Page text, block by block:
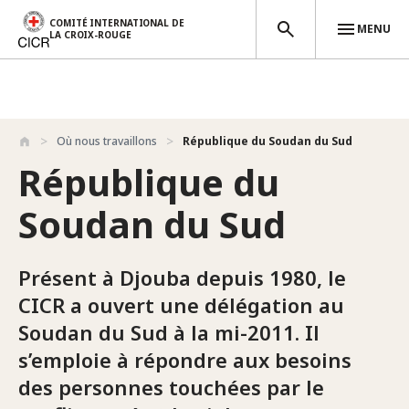
Aller au contenu principal
COMITÉ INTERNATIONAL DE
LA CROIX-ROUGE
MENU
Où nous travaillons République du Soudan du Sud
République du
Soudan du Sud
Présent à Djouba depuis 1980, le
CICR a ouvert une délégation au
Soudan du Sud à la mi-2011. Il
s’emploie à répondre aux besoins
des personnes touchées par le